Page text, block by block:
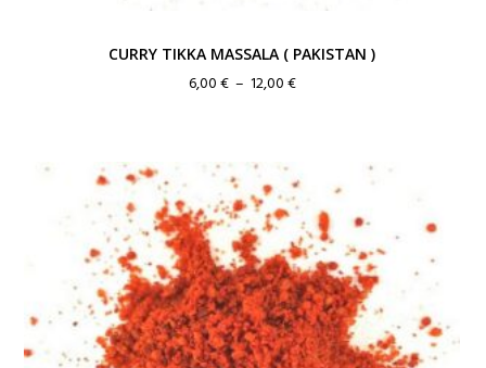
CURRY TIKKA MASSALA ( PAKISTAN )
6,00€ – 12,00€Plage
à
12,00 €